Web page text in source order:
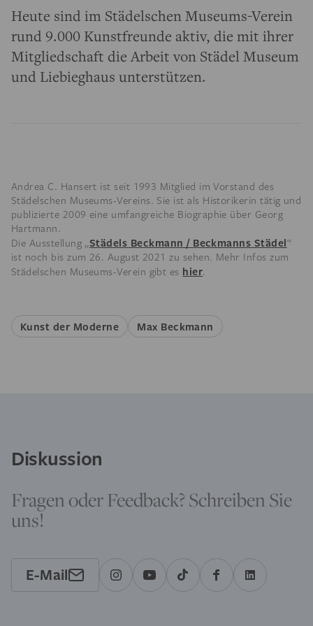
Heute sind im Städelschen Museums-Verein
rund 9.000 Kunstfreunde aktiv, die mit ihrer
Mitgliedschaft die Arbeit von Städel Museum
und Liebieghaus unterstützen.
Andrea C. Hansert ist seit 1993 Mitglied im Vorstand des
Städelschen Museums-Vereins. Sie ist als Historikerin tätig und
publizierte 2009 eine umfangreiche Biographie über Georg
Hartmann.
Die Ausstellung „Städels Beckmann / Beckmanns Städel“
ist noch bis zum 26. August 2021 zu sehen. Mehr Infos zum
Städelschen Museums-Verein gibt es hier.
Kunst der Moderne Max Beckmann
Diskussion
Fragen oder Feedback? Schreiben Sie
uns!
E-Mail